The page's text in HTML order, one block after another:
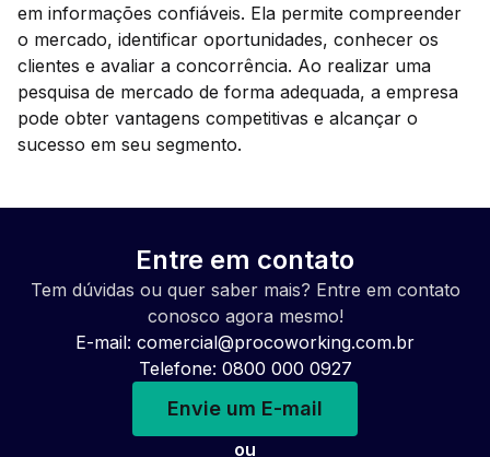
em informações confiáveis. Ela permite compreender
o mercado, identificar oportunidades, conhecer os
clientes e avaliar a concorrência. Ao realizar uma
pesquisa de mercado de forma adequada, a empresa
pode obter vantagens competitivas e alcançar o
sucesso em seu segmento.
Entre em contato
Tem dúvidas ou quer saber mais? Entre em contato
conosco agora mesmo!
E-mail: comercial@procoworking.com.br
Telefone: 0800 000 0927
Envie um E-mail
ou